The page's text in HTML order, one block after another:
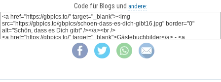
Code für Blogs und andere: